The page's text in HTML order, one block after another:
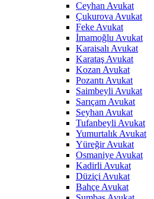
Ceyhan Avukat
Çukurova Avukat
Feke Avukat
İmamoğlu Avukat
Karaisalı Avukat
Karataş Avukat
Kozan Avukat
Pozantı Avukat
Saimbeyli Avukat
Sarıçam Avukat
Seyhan Avukat
Tufanbeyli Avukat
Yumurtalık Avukat
Yüreğir Avukat
Osmaniye Avukat
Kadirli Avukat
Düziçi Avukat
Bahçe Avukat